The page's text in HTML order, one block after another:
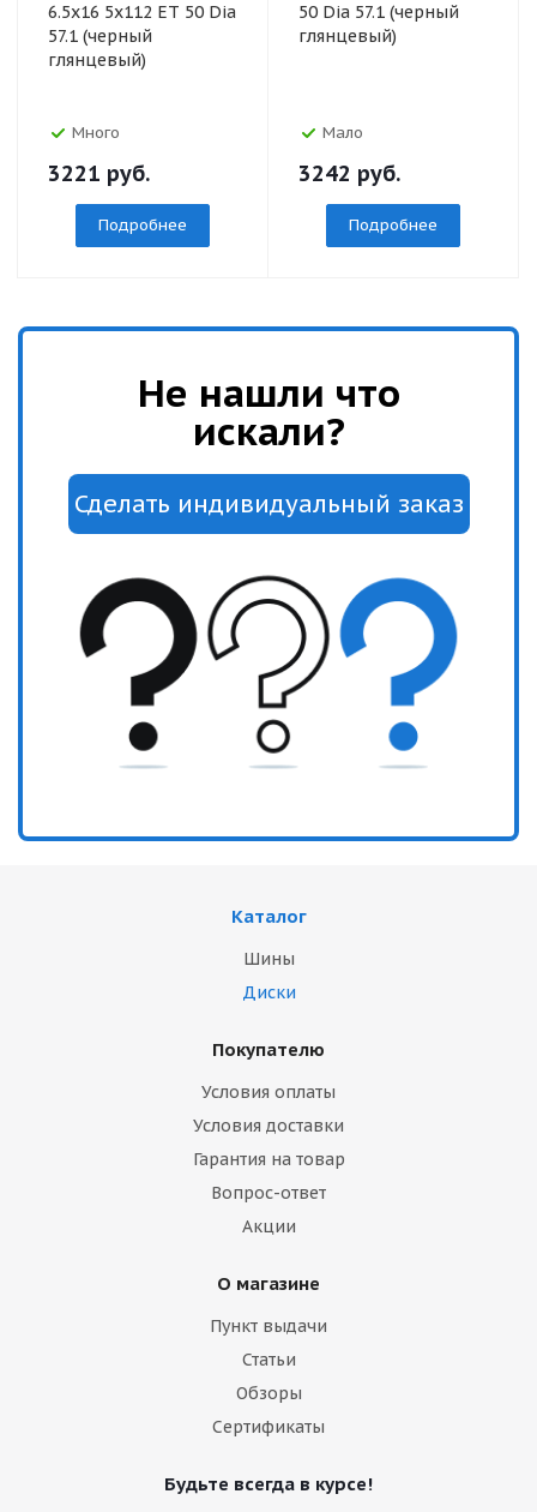
6.5x16 5x112 ET 50 Dia
57.1 (черный
глянцевый)
Много
3221 руб.
Подробнее
50 Dia 57.1 (черный
глянцевый)
Мало
3242 руб.
Подробнее
Не нашли что
искали?
Каталог
Шины
Диски
Покупателю
Условия оплаты
Условия доставки
Гарантия на товар
Вопрос-ответ
Акции
О магазине
Пункт выдачи
Статьи
Обзоры
Сертификаты
Будьте всегда в курсе!